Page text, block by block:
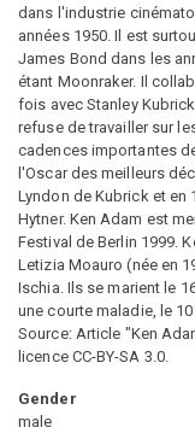
dans l'industrie
années 1950. Il est
James Bond dans les
étant Moonraker. Il
fois avec Stanley
refuse de travailler sur
cadences importantes
l'Oscar des meilleurs
Lyndon de Kubrick et en
Hytner. Ken Adam est
Festival de Berlin 1999.
Letizia Moauro (née en
Ischia. Ils se marient le
une courte maladie, le
Source: Article "Ken
licence CC-BY-SA 3.0.
Gender
male